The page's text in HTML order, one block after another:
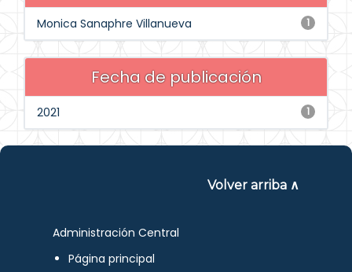
1
Monica Sanaphre Villanueva
Fecha de publicación
1
2021
Volver arriba ∧
Administración Central
Página principal